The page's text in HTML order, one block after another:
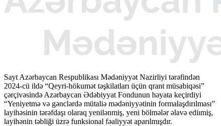
Sayt Azərbaycan Respublikası Mədəniyyət Nazirliyi tərəfindən
2024-cü ildə “Qeyri-hökumət təşkilatları üçün qrant müsabiqəsi”
çərçivəsində Azərbaycan Ədəbiyyat Fondunun həyata keçirdiyi
“Yeniyetmə və gənclərdə mütaliə mədəniyyətinin formalaşdırılması”
layihəsinin tərəfdaşı olaraq yenilənmiş, yeni bölmələr əlavə ediımiş,
layihənin təbliği üzrə funksional fəaliyyət aparılmışdır.